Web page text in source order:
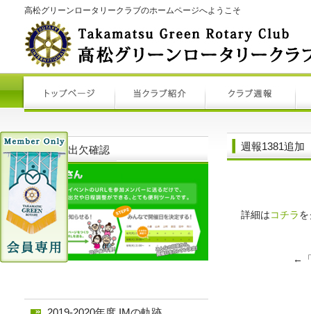
高松グリーンロータリークラブのホームページへようこそ
週報1381追加
詳細はコチラ
←
例会出欠確認